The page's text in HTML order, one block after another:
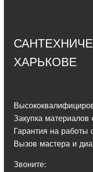
ХАРЬКОВЕ
Закупка материалов
Гарантия на работы
Вызов мастера и
Звоните: